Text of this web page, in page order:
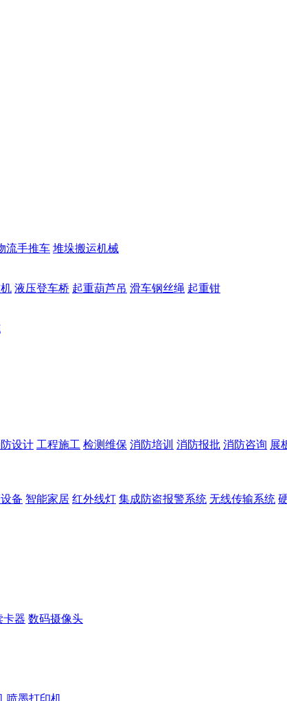
流手推车 堆垛搬运机械
液压登车桥 起重葫芦吊 滑车钢丝绳 起重钳
设计 工程施工 检测维保 消防培训 消防报批 消防咨询 展
备 智能家居 红外线灯 集成防盗报警系统 无线传输系统
卡器 数码摄像头
喷墨打印机